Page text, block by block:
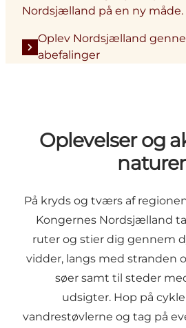
Nordsjælland på en ny måde.
Oplev Nordsjælland
abefalinger
Oplevelser og
På kryds og tværs af
Kongernes Nordsjælland
ruter og stier dig gennem
vidder, langs med stranden
søer samt til steder
udsigter. Hop på
vandrestøvlerne og tag på